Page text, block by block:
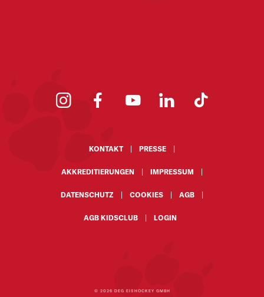
KONTAKT PRESSE
AKKREDITIERUNGEN IMPRESSUM
DATENSCHUTZ COOKIES AGB
AGB KIDSCLUB LOGIN
© 2026 DEG EISHOCKEY GMBH